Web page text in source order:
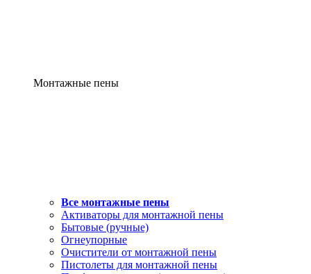
Монтажные пены
Все монтажные пены
Активаторы для монтажной пены
Бытовые (ручные)
Огнеупорные
Очистители от монтажной пены
Пистолеты для монтажной пены